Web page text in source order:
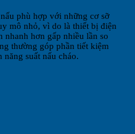
phù hợp với những cơ sỡ
mô nhỏ, vì do là thiết bị điện
nhanh hơn gấp nhiều lần so
thường góp phần tiết kiệm
suất nấu cháo.